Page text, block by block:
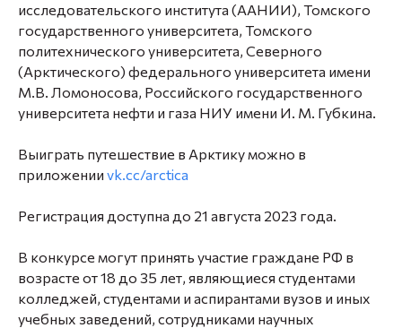
исследовательского института (ААНИИ), Томского
государственного университета, Томского
политехнического университета, Северного
(Арктического) федерального университета имени
М.В. Ломоносова, Российского государственного
университета нефти и газа НИУ имени И. М. Губкина.
Выиграть путешествие в Арктику можно в
приложении vk.cc/arctica
Регистрация доступна до 21 августа 2023 года.
В конкурсе могут принять участие граждане РФ в
возрасте от 18 до 35 лет, являющиеся студентами
колледжей, студентами и аспирантами вузов и иных
учебных заведений, сотрудниками научных